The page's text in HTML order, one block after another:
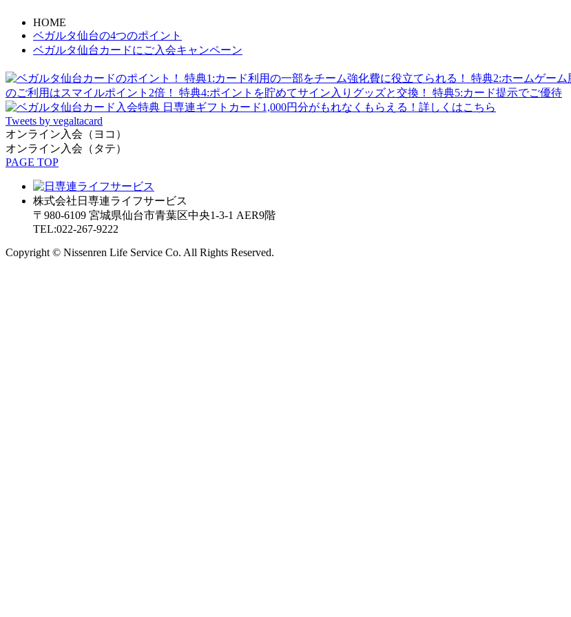
HOME
ベガルタ仙台の4つのポイント
ベガルタ仙台カードにご入会キャンペーン
Tweets by vegaltacard
オンライン入会（ヨコ）
オンライン入会（タテ）
PAGE TOP
株式会社日専連ライフサービス
〒980-6109 宮城県仙台市青葉区中央1-3-1 AER9階
TEL:022-267-9222
Copyright © Nissenren Life Service Co. All Rights Reserved.